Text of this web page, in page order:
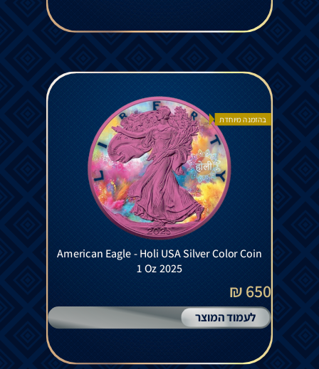
בהזמנה מיוחדת
American Eagle - Holi USA Silver Color Coin
1 Oz 2025
650 ₪
לעמוד המוצר